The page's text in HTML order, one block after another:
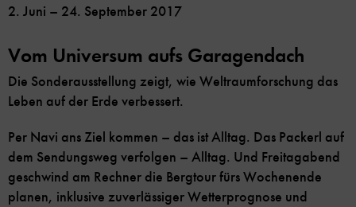
2. Juni – 24. September 2017
Vom Universum aufs Garagendach
Die Sonderausstellung zeigt, wie Weltraumforschung das
Leben auf der Erde verbessert.
Per Navi ans Ziel kommen – das ist Alltag. Das Packerl auf
dem Sendungsweg verfolgen – Alltag. Und Freitagabend
geschwind am Rechner die Bergtour fürs Wochenende
planen, inklusive zuverlässiger Wetterprognose und